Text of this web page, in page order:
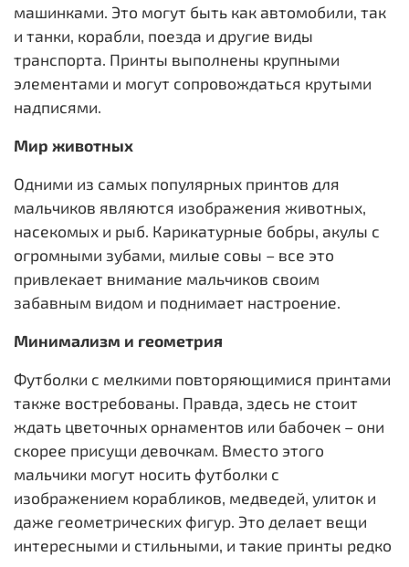
машинками. Это могут быть как автомобили, так
и танки, корабли, поезда и другие виды
транспорта. Принты выполнены крупными
элементами и могут сопровождаться крутыми
надписями.
Мир животных
Одними из самых популярных принтов для
мальчиков являются изображения животных,
насекомых и рыб. Карикатурные бобры, акулы с
огромными зубами, милые совы – все это
привлекает внимание мальчиков своим
забавным видом и поднимает настроение.
Минимализм и геометрия
Футболки с мелкими повторяющимися принтами
также востребованы. Правда, здесь не стоит
ждать цветочных орнаментов или бабочек – они
скорее присущи девочкам. Вместо этого
мальчики могут носить футболки с
изображением корабликов, медведей, улиток и
даже геометрических фигур. Это делает вещи
интересными и стильными, и такие принты редко